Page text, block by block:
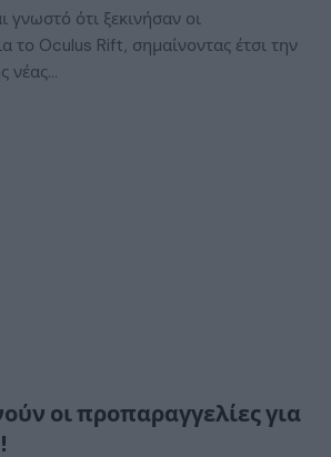
γνωστό ότι ξεκινήσαν οι
το Oculus Rift, σημαίνοντας έτσι την
νέας…
οι προπαραγγελίες για